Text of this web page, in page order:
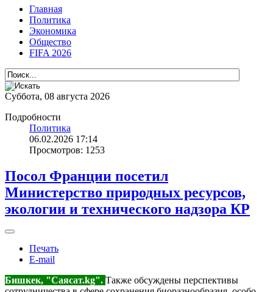
Главная
Политика
Экономика
Общество
FIFA 2026
Суббота, 08 августа 2026
Подробности
Политика
06.02.2026 17:14
Просмотров: 1253
Посол Франции посетил
Министерство природных ресурсов,
экологии и технического надзора КР
Печать
E-mail
Бишкек, "Саясат.kg". Также обсуждены перспективы